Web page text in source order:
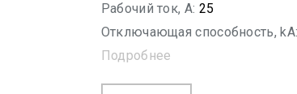
Рабочий ток, A: 25
Отключающая способность, kA:
Подробнее